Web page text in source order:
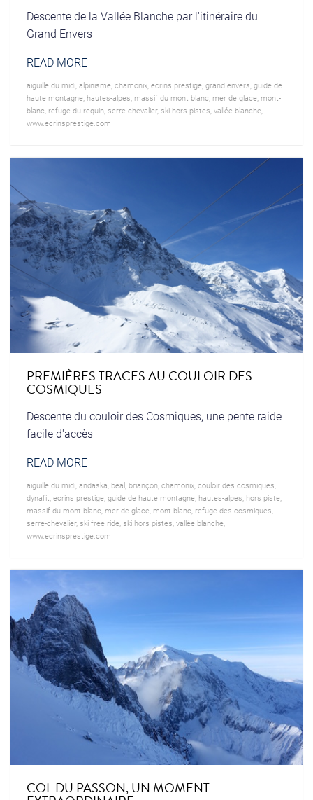
Descente de la Vallée Blanche par l'itinéraire du
Grand Envers
READ MORE
aiguille du midi, alpinisme, chamonix, ecrins prestige, grand envers guide de
haute montagne, hautes-alpes massif du mont blanc mer de glace, mont-
blanc refuge du requin serre-chevalier, ski hors pistes vallée blanche,
www.ecrinsprestige.com
PREMIÈRES TRACES AU COULOIR DES
COSMIQUES
Descente du couloir des Cosmiques, une pente raide
facile d'accès
READ MORE
aiguille du midi, andaska beal, briançon chamonix, couloir des cosmiques
dynafit ecrins prestige, guide de haute montagne, hautes-alpes hors piste,
massif du mont blanc mer de glace, mont-blanc refuge des cosmiques
serre-chevalier, ski free ride, ski hors pistes vallée blanche,
www.ecrinsprestige.com
COL DU PASSON, UN MOMENT